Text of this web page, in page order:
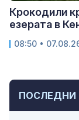
ПОСЛЕДНИ
Крокодили
езерата в
08:50 •